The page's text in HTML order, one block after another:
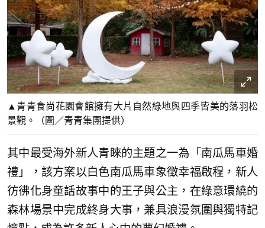
▲青青食尚花園會館擁有大片自然綠地與四季皆美的落羽松
景觀。（圖／青青集團提供）
其中最受海外新人青睞的主題之一為「南瓜馬車婚
禮」，該方案以白色南瓜馬車象徵幸福啟程，新人
彷彿化身童話故事中的王子與公主，在綠意環繞的
森林場景中完成終身大事，兼具浪漫氛圍與獨特記